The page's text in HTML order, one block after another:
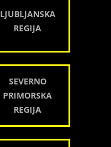
LJUBLJANSKA
REGIJA
SEVERNO
PRIMORSKA
REGIJA